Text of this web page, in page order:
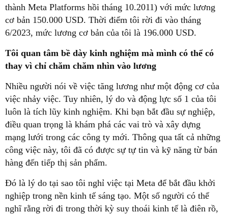
thành Meta Platforms hồi tháng 10.2011) với mức lương
cơ bản 150.000 USD. Thời điểm tôi rời đi vào tháng
6/2023, mức lương cơ bản của tôi là 196.000 USD.
Tôi quan tâm bề dày kinh nghiệm mà mình có thể có
thay vì chỉ chăm chăm nhìn vào lương
Nhiều người nói về việc tăng lương như một động cơ của
việc nhảy việc. Tuy nhiên, lý do và động lực số 1 của tôi
luôn là tích lũy kinh nghiệm. Khi bạn bắt đầu sự nghiệp,
điều quan trọng là khám phá các vai trò và xây dựng
mạng lưới trong các công ty mới. Thông qua tất cả những
công việc này, tôi đã có được sự tự tin và kỹ năng từ bán
hàng đến tiếp thị sản phẩm.
Đó là lý do tại sao tôi nghỉ việc tại Meta để bắt đầu khởi
nghiệp trong nền kinh tế sáng tạo. Một số người có thể
nghĩ rằng rời đi trong thời kỳ suy thoái kinh tế là điên rồ,